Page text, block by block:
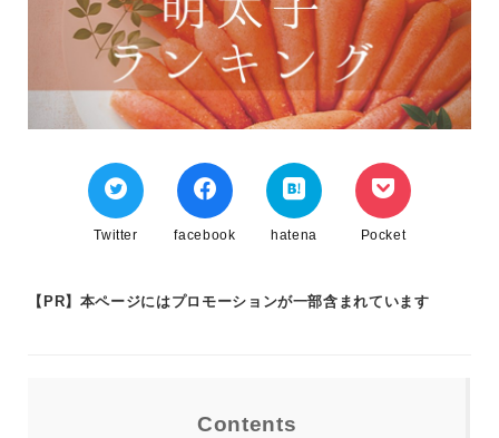
Twitter facebook hatena Pocket
【PR】本ページにはプロモーションが一部含まれています
Contents